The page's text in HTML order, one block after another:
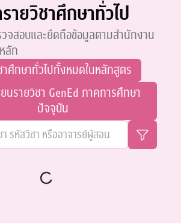
ายวิชาศึกษาทั่วไป
จสอบและยึดถือข้อมูลตามสำนักงาน
ลัก
าศึกษาทั่วไปทั้งหมดในหลักสูตร
ยนรายวิชา GenEd ภาคการศึกษา
ปัจจุบัน